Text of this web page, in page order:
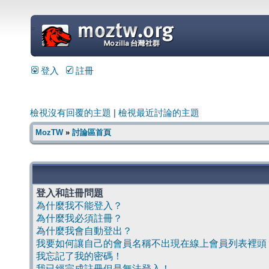
=
登入 註冊
檢視沒有回覆的主題 檢視最近討論的主題
MozTW» 討論區首頁
登入和註冊問題
為什麼我不能登入？
為什麼我必須註冊？
為什麼我會自動登出？
我要如何讓自己的會員名稱不出現在線上會員列表裡頭
我忘記了我的密碼！